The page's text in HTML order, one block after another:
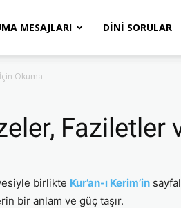
MESAJLARI DINI SORULAR
Okuma
Faziletler
birlikte Kur’an-ı Kerim’in
bir anlam ve güç taşır.